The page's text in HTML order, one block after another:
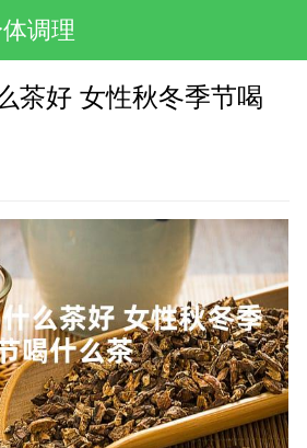
调理
茶好 女性秋冬季节喝